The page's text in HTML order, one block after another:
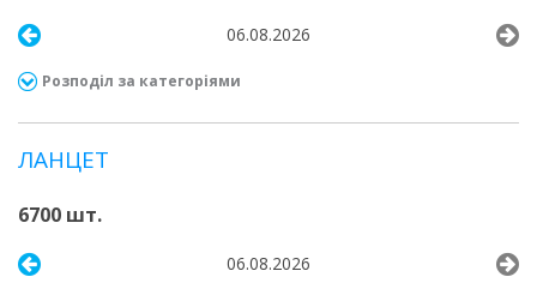
06.08.2026
Розподіл за категоріями
ЛАНЦЕТ
6700 шт.
06.08.2026